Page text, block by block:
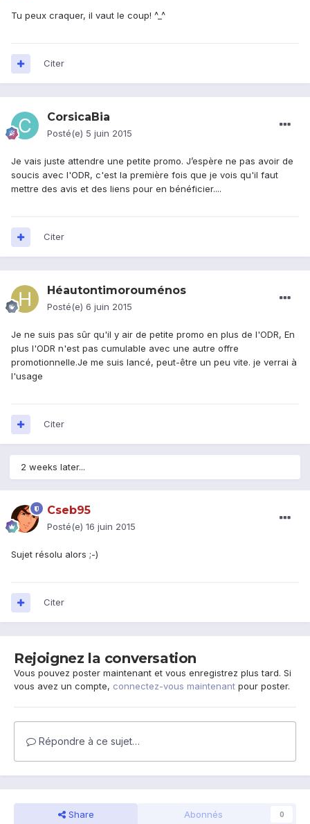
Tu peux craquer, il vaut le coup! ^_^
Citer
CorsicaBia
Posté(e) 5 juin 2015
Je vais juste attendre une petite promo. J’espère ne pas avoir de
soucis avec l'ODR, c'est la première fois que je vois qu'il faut
mettre des avis et des liens pour en bénéficier....
Citer
Héautontimorouménos
Posté(e) 6 juin 2015
Je ne suis pas sûr qu'il y air de petite promo en plus de l'ODR, En
plus l'ODR n'est pas cumulable avec une autre offre
promotionnelle.Je me suis lancé, peut-être un peu vite. je verrai à
l'usage
Citer
2 weeks later...
Cseb95
Posté(e) 16 juin 2015
Sujet résolu alors ;-)
Citer
Rejoignez la conversation
Vous pouvez poster maintenant et vous enregistrez plus tard. Si
vous avez un compte, connectez-vous maintenant pour poster.
Répondre à ce sujet…
Share Abonnés 0